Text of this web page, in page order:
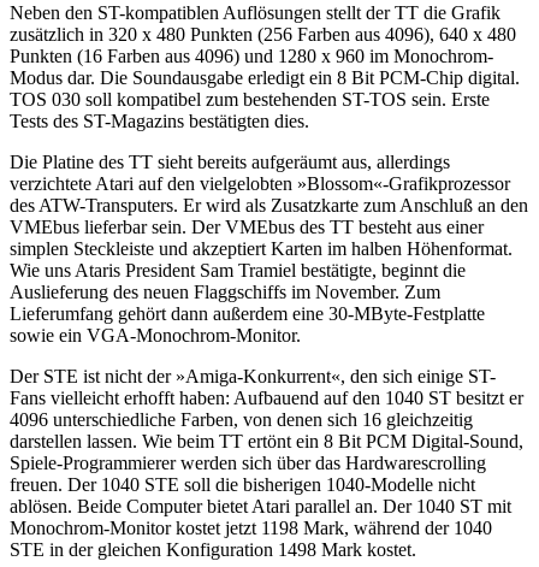
Neben den ST-kompatiblen Auflösungen stellt der TT die Grafik
zusätzlich in 320 x 480 Punkten (256 Farben aus 4096), 640 x 480
Punkten (16 Farben aus 4096) und 1280 x 960 im Monochrom-
Modus dar. Die Soundausgabe erledigt ein 8 Bit PCM-Chip digital.
TOS 030 soll kompatibel zum bestehenden ST-TOS sein. Erste
Tests des ST-Magazins bestätigten dies.
Die Platine des TT sieht bereits aufgeräumt aus, allerdings
verzichtete Atari auf den vielgelobten »Blossom«-Grafikprozessor
des ATW-Transputers. Er wird als Zusatzkarte zum Anschluß an den
VMEbus lieferbar sein. Der VMEbus des TT besteht aus einer
simplen Steckleiste und akzeptiert Karten im halben Höhenformat.
Wie uns Ataris President Sam Tramiel bestätigte, beginnt die
Auslieferung des neuen Flaggschiffs im November. Zum
Lieferumfang gehört dann außerdem eine 30-MByte-Festplatte
sowie ein VGA-Monochrom-Monitor.
Der STE ist nicht der »Amiga-Konkurrent«, den sich einige ST-
Fans vielleicht erhofft haben: Aufbauend auf den 1040 ST besitzt er
4096 unterschiedliche Farben, von denen sich 16 gleichzeitig
darstellen lassen. Wie beim TT ertönt ein 8 Bit PCM Digital-Sound,
Spiele-Programmierer werden sich über das Hardwarescrolling
freuen. Der 1040 STE soll die bisherigen 1040-Modelle nicht
ablösen. Beide Computer bietet Atari parallel an. Der 1040 ST mit
Monochrom-Monitor kostet jetzt 1198 Mark, während der 1040
STE in der gleichen Konfiguration 1498 Mark kostet.